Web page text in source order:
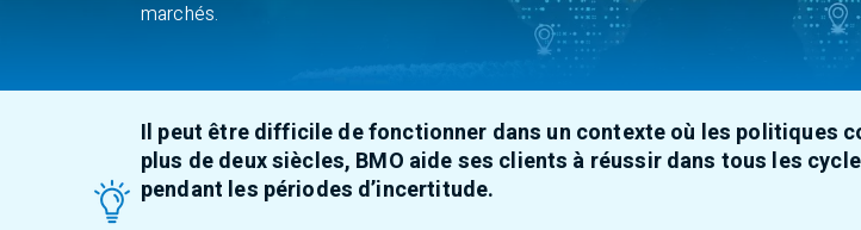
marchés.
Il peut être difficile de fonctionner dans un contexte où les politiques
plus de deux siècles, BMO aide ses clients à réussir dans tous les
pendant les périodes d’incertitude.